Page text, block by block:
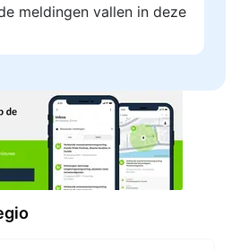
meldingen vallen in deze